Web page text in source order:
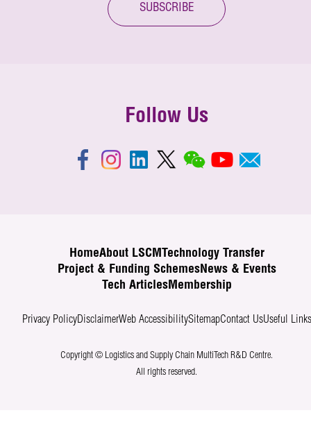
SUBSCRIBE
Follow Us
HomeAbout LSCM
Technology Transfer
Project & Funding SchemesNews & Events
Tech ArticlesMembership
Privacy PolicyDisclaimerWeb AccessibilitySitemapContact UsUseful Links
Copyright © Logistics and Supply Chain MultiTech R&D Centre.
All rights reserved.